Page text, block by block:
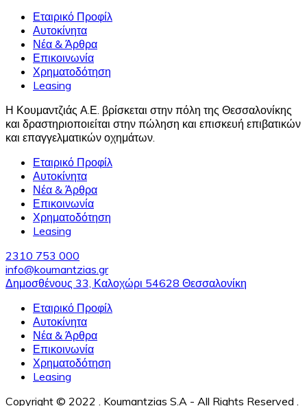
Εταιρικό Προφίλ
Αυτοκίνητα
Νέα & Άρθρα
Επικοινωνία
Χρηματοδότηση
Leasing
Η Κουμαντζιάς Α.Ε. βρίσκεται στην πόλη της Θεσσαλονίκης
και δραστηριοποιείται στην πώληση και επισκευή επιβατικών
και επαγγελματικών οχημάτων.
Εταιρικό Προφίλ
Αυτοκίνητα
Νέα & Άρθρα
Επικοινωνία
Χρηματοδότηση
Leasing
2310 753 000
info@koumantzias.gr
Δημοσθένους 33, Καλοχώρι 54628 Θεσσαλονίκη
Εταιρικό Προφίλ
Αυτοκίνητα
Νέα & Άρθρα
Επικοινωνία
Χρηματοδότηση
Leasing
Copyright © 2022 . Koumantzias S.A - All Rights Reserved .